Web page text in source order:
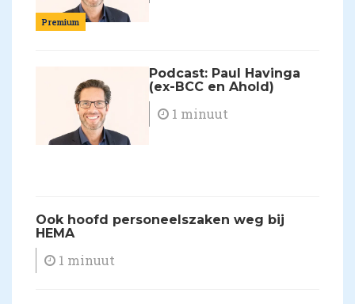
Premium
Podcast: Paul Havinga
(ex-BCC en Ahold)
1 minuut
Ook hoofd personeelszaken weg bij
HEMA
1 minuut